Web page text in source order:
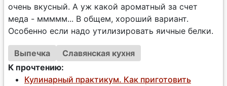
очень вкусный. А уж какой ароматный за счет
меда - ммммм... В общем, хороший вариант.
Особенно если надо утилизировать яичные белки.
Выпечка
Славянская кухня
К прочтению:
Кулинарный практикум. Как приготовить